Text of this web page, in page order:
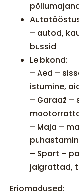
– autod,
bussid
Leibkond:
– Aed –
istumine,
– Garaaž –
– Maja –
– Sport –
jalgrattad,
Eriomadused: